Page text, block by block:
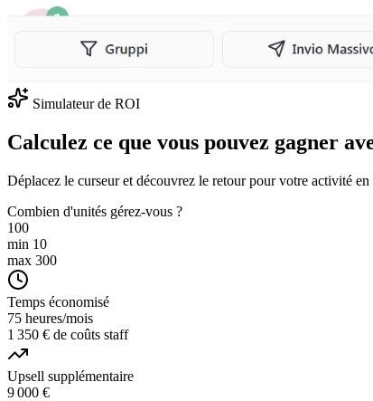
Simulateur de ROI
Calculez ce que vous pouvez gagner
Déplacez le curseur et découvrez le retour pour votre activité en
Combien d'unités gérez-vous ?
100
min 10
max 300
Temps économisé
75 heures/mois
1 350 € de coûts staff
Upsell supplémentaire
9 000 €